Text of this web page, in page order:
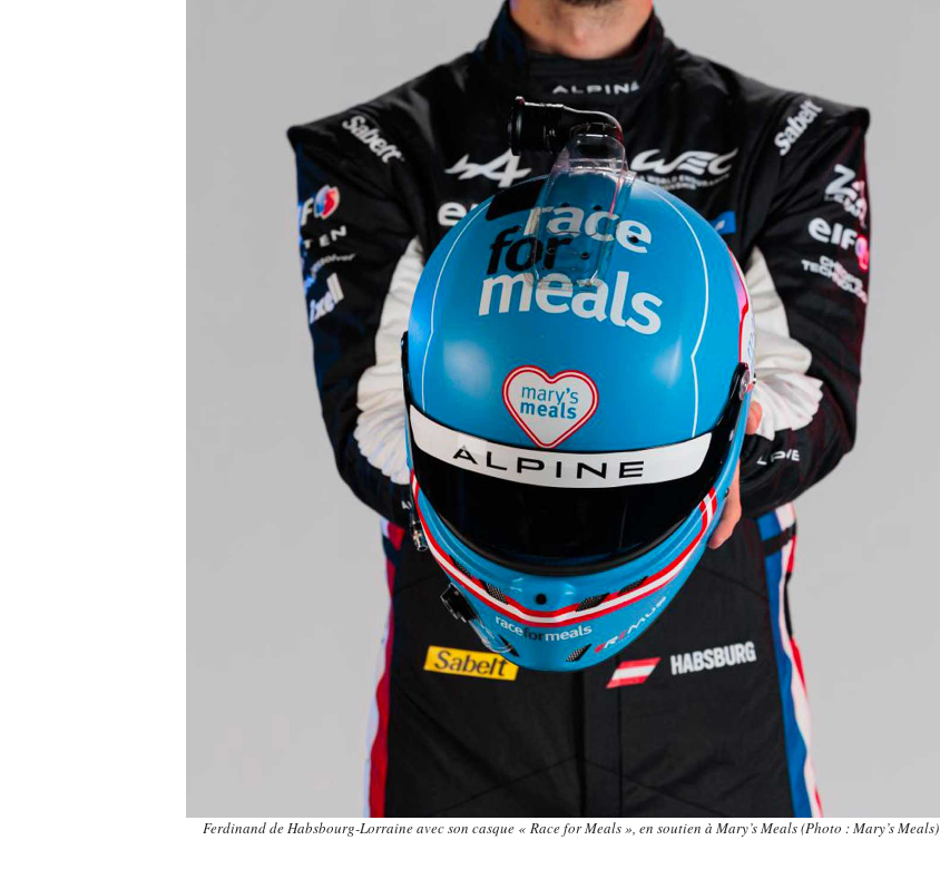
Ferdinand de Habsbourg-Lorraine avec son casque « Race for Meals », en soutien à Mary’s Meals (Photo : Mary’s Meals)